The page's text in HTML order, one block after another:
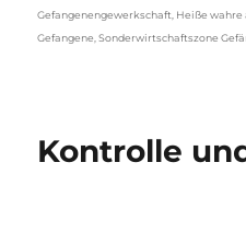
Gefangenengewerkschaft Heiße wahre
Gefangene ,Sonderwirtschaftszone
Kontrolle